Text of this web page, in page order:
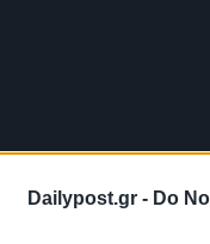
Dailypost.gr - Do